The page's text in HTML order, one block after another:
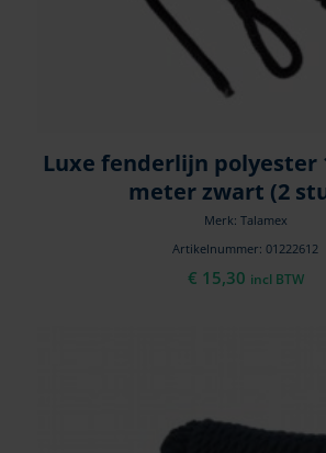
Luxe fenderlijn polyester
meter zwart (2
Merk: Talamex
Artikelnummer: 01222612
€ 15,30 incl BTW